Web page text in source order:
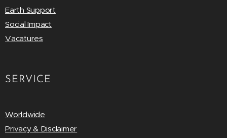
Earth Support
Social Impact
Vacatures
SERVICE
Worldwide
Privacy & Disclaimer